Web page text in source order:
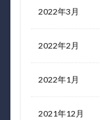
2022年3月
2022年2月
2022年1月
2021年12月